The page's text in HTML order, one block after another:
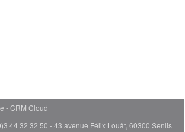
CRM Cloud
44 32 32 50 - 43 avenue Félix Louât, 60300 Senlis